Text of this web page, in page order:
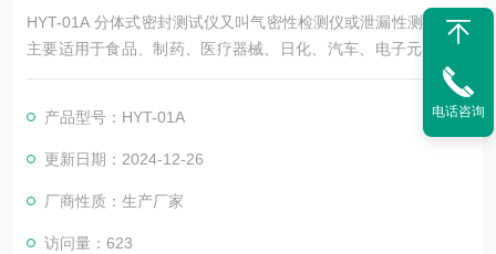
HYT-01A 分体式密封测试仪又叫气密性检测仪或泄漏性测试仪，
主要适用于食品、制药、医疗器械、日化、汽车、电子元器件、
文具、消费类电子等行业的包装袋、瓶、管、罐、盒等的密封试
验。适用于药用玻璃瓶、西林瓶、塑料固体瓶、泡罩包装、铝塑
软袋、注射器、移液管、真空包装袋、罐头、奶粉袋、铝箔袋、
滴眼剂瓶、医疗器械包装、液体袋、 果冻杯、扎盖、化妆品瓶
产品型号：HYT-01A
更新日期：2024-12-26
厂商性质：生产厂家
访问量：623
电话咨询